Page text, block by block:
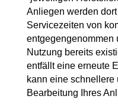
Anliegen werden
Servicezeiten von
entgegengenommen
Nutzung bereits
entfällt eine erneute
kann eine schnellere
Bearbeitung Ihres